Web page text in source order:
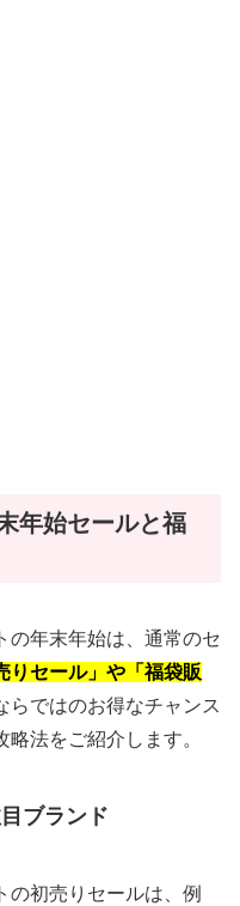
年始セールと福
の年末年始は、通常のセ
りセール」や「福袋販
らではのお得なチャンス
法をご紹介します。
ブランド
の初売りセールは、例